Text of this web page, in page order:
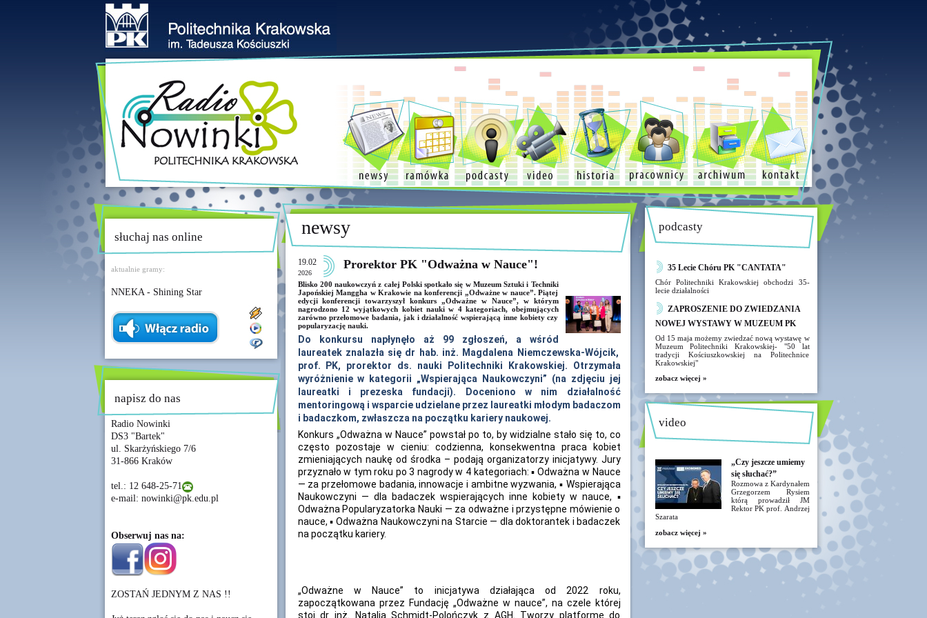
słuchaj nas online
aktualnie gramy:
NNEKA - Shining Star
napisz do nas
Radio Nowinki
DS3 "Bartek"
ul. Skarżyńskiego 7/6
31-866 Kraków
tel.: 12 648-25-71
e-mail: nowinki@pk.edu.pl
Obserwuj nas na:
ZOSTAŃ JEDNYM Z NAS !!
newsy
19.02
2026
Prorektor PK "Odważna w Nauce"!
Blisko 200 naukowczyń z całej Polski spotkało się w Muzeum Sztuki i Techniki
Japońskiej Manggha w Krakowie na konferencji „Odważne w nauce”. Piątej
edycji konferencji towarzyszył konkurs „Odważne w Nauce”, w którym
nagrodzono 12 wyjątkowych kobiet nauki w 4 kategoriach, obejmujących
zarówno przełomowe badania, jak i działalność wspierającą inne kobiety czy
popularyzację nauki.
Do konkursu napłynęło aż 99 zgłoszeń, a wśród
laureatek znalazła się dr hab. inż. Magdalena Niemczewska-Wójcik,
prof. PK, prorektor ds. nauki Politechniki Krakowskiej. Otrzymała
wyróżnienie w kategorii „Wspierająca Naukowczyni” (na zdjęciu jej
laureatki i prezeska fundacji). Doceniono w nim działalność
mentoringową i wsparcie udzielane przez laureatki młodym badaczom
i badaczkom, zwłaszcza na początku kariery naukowej.
Konkurs „Odważna w Nauce” powstał po to, by widzialne stało się to, co
często pozostaje w cieniu: codzienna, konsekwentna praca kobiet
zmieniających naukę od środka – podają organizatorzy inicjatywy. Jury
przyznało w tym roku po 3 nagrody w 4 kategoriach: ▪ Odważna w Nauce
— za przełomowe badania, innowacje i ambitne wyzwania, ▪ Wspierająca
Naukowczyni — dla badaczek wspierających inne kobiety w nauce, ▪
Odważna Popularyzatorka Nauki — za odważne i przystępne mówienie o
nauce, ▪ Odważna Naukowczyni na Starcie — dla doktorantek i badaczek
na początku kariery.
„Odważne w Nauce” to inicjatywa działająca od 2022 roku,
zapoczątkowana przez Fundację „Odważne w nauce”, na czele której
stoi dr inż. Natalia Schmidt-Polończyk z AGH. Tworzy platformę do
podcasty
35 Lecie Chóru PK "CANTATA"
Chór Politechniki Krakowskiej obchodzi 35-
lecie działalności
ZAPROSZENIE DO ZWIEDZANIA
NOWEJ WYSTAWY W MUZEUM PK
Od 15 maja możemy zwiedzać nową wystawę w
Muzeum Politechniki Krakowskiej- "50 lat
tradycji Kościuszkowskiej na Politechnice
Krakowskiej"
zobacz więcej »
video
„Czy jeszcze umiemy
się słuchać?”
Rozmowa z Kardynałem
Grzegorzem Rysiem
którą prowadził JM
Rektor PK prof. Andrzej
Szarata
zobacz więcej »